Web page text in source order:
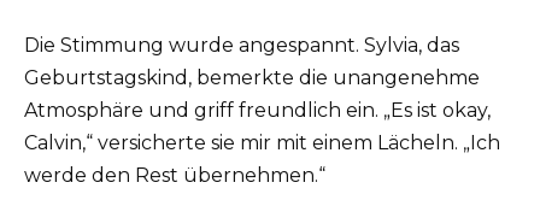
Die Stimmung wurde angespannt. Sylvia, das
Geburtstagskind, bemerkte die unangenehme
Atmosphäre und griff freundlich ein. „Es ist okay,
Calvin,“ versicherte sie mir mit einem Lächeln. „Ich
werde den Rest übernehmen.“